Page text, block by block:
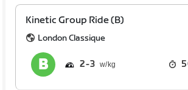
Kinetic Group Ride (B)
London Classique
2 3